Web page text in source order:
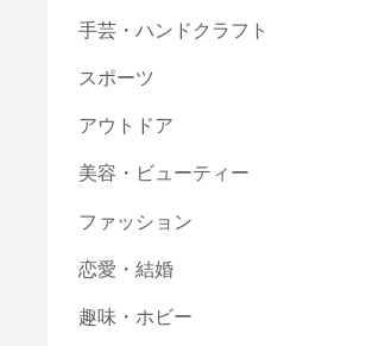
手芸・ハンドクラフト
スポーツ
アウトドア
美容・ビューティー
ファッション
恋愛・結婚
趣味・ホビー